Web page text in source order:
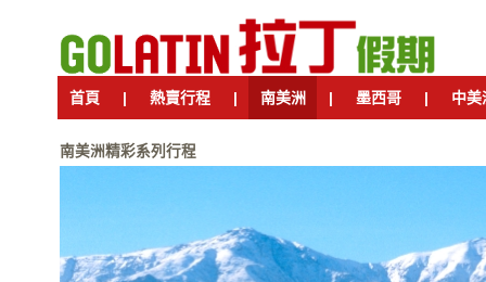
首頁 | 熱賣行程 | 南美洲 | 墨西哥 | 中美
南美洲精彩系列行程